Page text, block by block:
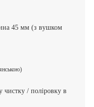
45 мм (з вушком
чистку / поліровку в